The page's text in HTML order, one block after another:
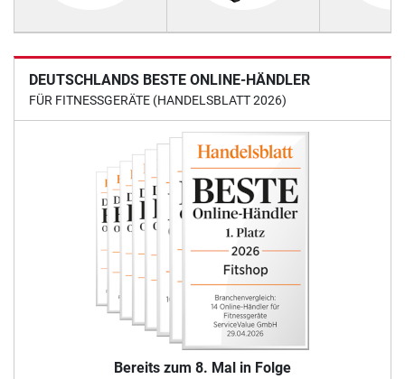
DEUTSCHLANDS BESTE ONLINE-HÄNDLER
FÜR FITNESSGERÄTE (HANDELSBLATT 2026)
Bereits zum 8. Mal in Folge